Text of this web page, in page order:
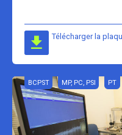
Télécharger la
BCPST MP, PC, PSI PT